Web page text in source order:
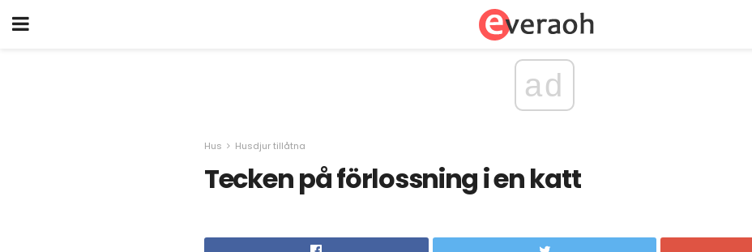
ad
Hus Husdjur tillåtna
Tecken på förlossning i en katt